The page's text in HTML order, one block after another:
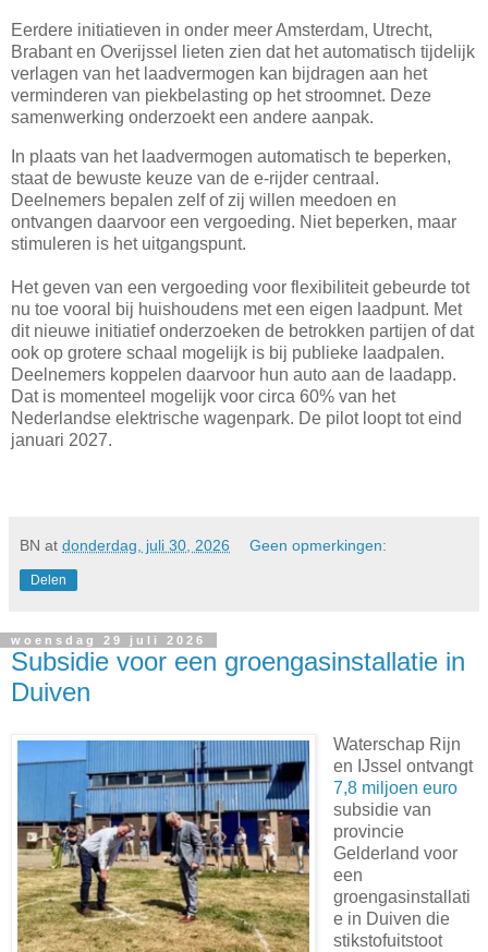
Eerdere initiatieven in onder meer Amsterdam, Utrecht,
Brabant en Overijssel lieten zien dat het automatisch tijdelijk
verlagen van het laadvermogen kan bijdragen aan het
verminderen van piekbelasting op het stroomnet. Deze
samenwerking onderzoekt een andere aanpak.
In plaats van het laadvermogen automatisch te beperken,
staat de bewuste keuze van de e-rijder centraal.
Deelnemers bepalen zelf of zij willen meedoen en
ontvangen daarvoor een vergoeding. Niet beperken, maar
stimuleren is het uitgangspunt.
Het geven van een vergoeding voor flexibiliteit gebeurde tot
nu toe vooral bij huishoudens met een eigen laadpunt. Met
dit nieuwe initiatief onderzoeken de betrokken partijen of dat
ook op grotere schaal mogelijk is bij publieke laadpalen.
Deelnemers koppelen daarvoor hun auto aan de laadapp.
Dat is momenteel mogelijk voor circa 60% van het
Nederlandse elektrische wagenpark. De pilot loopt tot eind
januari 2027.
BN at donderdag, juli 30, 2026 Geen opmerkingen:
Delen
woensdag 29 juli 2026
Subsidie voor een groengasinstallatie in
Duiven
Waterschap Rijn
en IJssel ontvangt
7,8 miljoen euro
subsidie van
provincie
Gelderland voor
een
groengasinstallati
e in Duiven die
stikstofuitstoot